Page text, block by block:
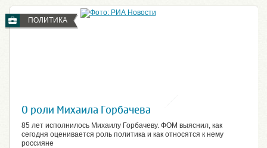
ПОЛИТИКА
О роли Михаила Горбачева
85 лет исполнилось Михаилу Горбачеву. ФОМ выяснил, как
сегодня оценивается роль политика и как относятся к нему
россияне